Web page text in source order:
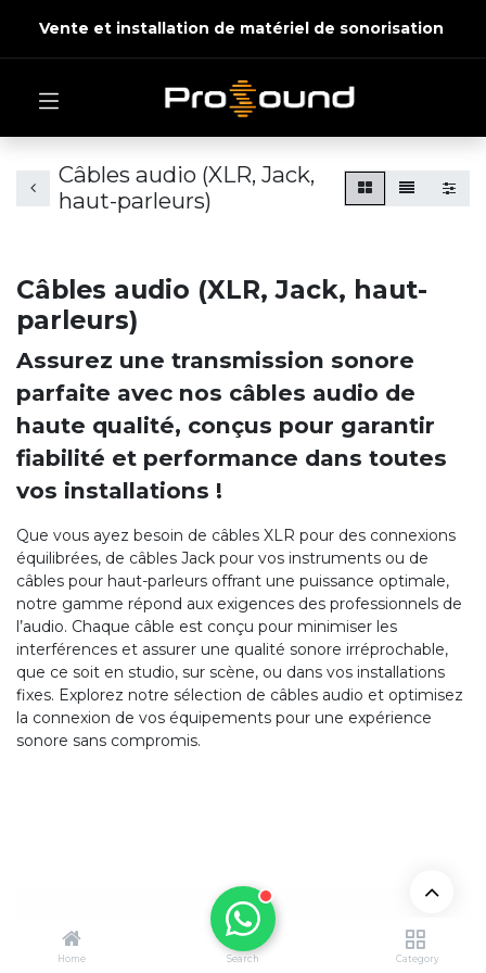
Home Search Category
Vente et installation de matériel de sonorisation
Câbles audio (XLR, Jack,
haut-parleurs)
Câbles audio (XLR, Jack, haut-
parleurs)
Assurez une transmission sonore
parfaite avec nos câbles audio de
haute qualité, conçus pour garantir
fiabilité et performance dans toutes
vos installations !
Que vous ayez besoin de câbles XLR pour des connexions
équilibrées, de câbles Jack pour vos instruments ou de
câbles pour haut-parleurs offrant une puissance optimale,
notre gamme répond aux exigences des professionnels de
l’audio. Chaque câble est conçu pour minimiser les
interférences et assurer une qualité sonore irréprochable,
que ce soit en studio, sur scène, ou dans vos installations
fixes. Explorez notre sélection de câbles audio et optimisez
la connexion de vos équipements pour une expérience
sonore sans compromis.